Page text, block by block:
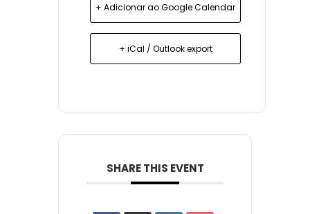
+ Adicionar ao Google Calendar
+ iCal / Outlook export
SHARE THIS EVENT